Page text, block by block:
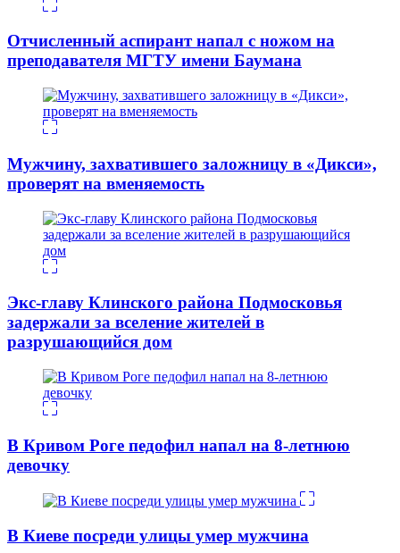
Отчисленный аспирант напал с ножом на
преподавателя МГТУ имени Баумана
Мужчину, захватившего заложницу в «Дикси»,
проверят на вменяемость
Экс-главу Клинского района Подмосковья
задержали за вселение жителей в
разрушающийся дом
В Кривом Роге педофил напал на 8-летнюю
девочку
В Киеве посреди улицы умер мужчина